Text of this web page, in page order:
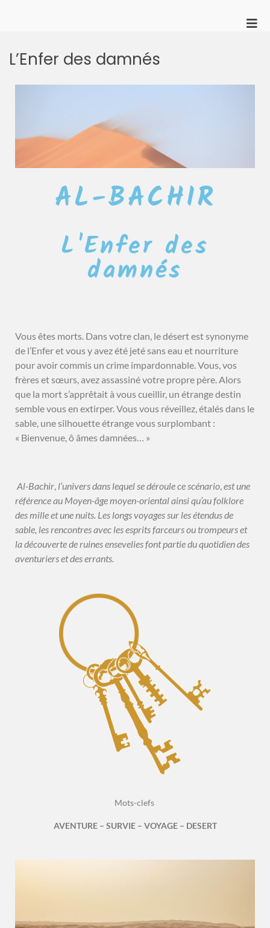
L’Enfer des damnés
AL-BACHIR
L'Enfer des
damnés
Vous êtes morts. Dans votre clan, le désert est synonyme
de l’Enfer et vous y avez été jeté sans eau et nourriture
pour avoir commis un crime impardonnable. Vous, vos
frères et sœurs, avez assassiné votre propre père. Alors
que la mort s’apprêtait à vous cueillir, un étrange destin
semble vous en extirper. Vous vous réveillez, étalés dans le
sable, une silhouette étrange vous surplombant :
« Bienvenue, ô âmes damnées… »
Al-Bachir l’univers dans lequel se déroule ce scénario est une
référence au Moyen-âge moyen-oriental ainsi qu’au folklore
des mille et une nuits. Les longs voyages sur les étendus de
sable, les rencontres avec les esprits farceurs ou trompeurs et
la découverte de ruines ensevelies font partie du quotidien des
aventuriers et des errants.
Mots-clefs
AVENTURE – SURVIE – VOYAGE – DESERT